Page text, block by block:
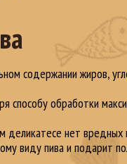
содержании жиров,
способу обработки
деликатесе нет
виду пива и подарит